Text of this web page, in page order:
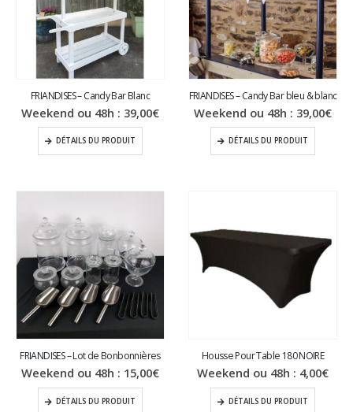
FRIANDISES – Candy Bar Blanc
Weekend ou 48h : 39,00€
DÉTAILS DU PRODUIT
FRIANDISES – Candy Bar bleu & blanc
Weekend ou 48h : 39,00€
DÉTAILS DU PRODUIT
FRIANDISES – Lot de Bonbonnières
Weekend ou 48h : 15,00€
DÉTAILS DU PRODUIT
Housse Pour Table 180 NOIRE
Weekend ou 48h : 4,00€
DÉTAILS DU PRODUIT